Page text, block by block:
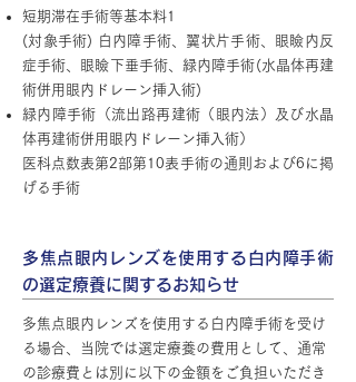
短期滞在手術等基本料1
(対象手術) 白内障手術、翼状片手術、眼瞼内反
症手術、眼瞼下垂手術、緑内障手術(水晶体再建
術併用眼内ドレーン挿入術)
緑内障手術（流出路再建術（眼内法）及び水晶
体再建術併用眼内ドレーン挿入術）
医科点数表第2部第10表手術の通則および6に掲
げる手術
多焦点眼内レンズを使用する白内障手術
の選定療養に関するお知らせ
多焦点眼内レンズを使用する白内障手術を受け
る場合、当院では選定療養の費用として、通常
の診療費とは別に以下の金額をご負担いただき